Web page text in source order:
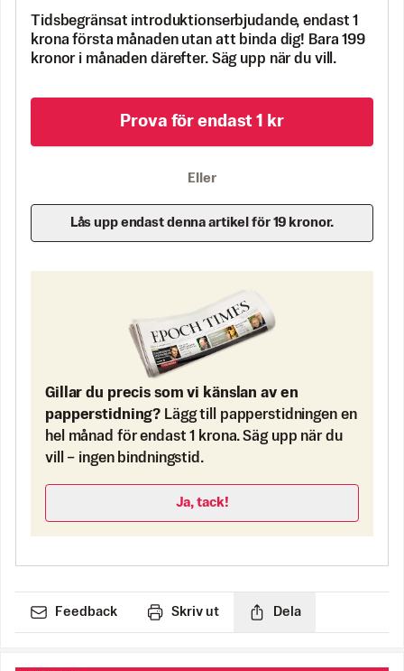
Tidsbegränsat introduktionserbjudande, endast 1
krona första månaden utan att binda dig! Bara 199
kronor i månaden därefter. Säg upp när du vill.
Prova för endast 1 kr
Eller
Lås upp endast denna artikel för 19 kronor.
Gillar du precis som vi känslan av en
papperstidning? Lägg till papperstidningen en
hel månad för endast 1 krona. Säg upp när du
vill – ingen bindningstid.
Ja, tack!
Feedback Skriv ut Dela